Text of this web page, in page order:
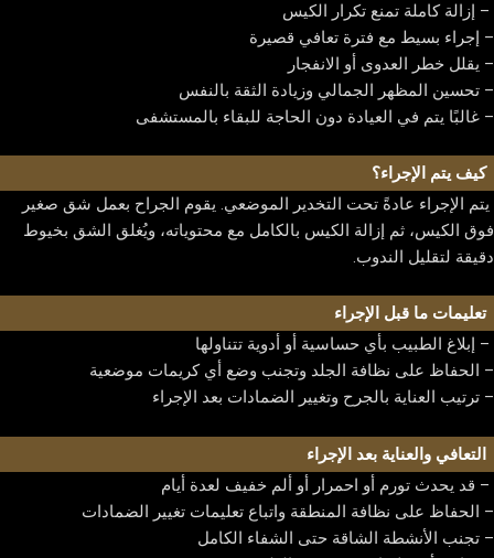
X
– إزالة كاملة تمنع تكرار الكيس
– إجراء بسيط مع فترة تعافي قصيرة
– يقلل خطر العدوى أو الانفجار
– تحسين المظهر الجمالي وزيادة الثقة بالنفس
– غالبًا يتم في العيادة دون الحاجة للبقاء بالمستشفى
كيف يتم الإجراء؟
يتم الإجراء عادةً تحت التخدير الموضعي. يقوم الجراح بعمل شق صغير
فوق الكيس، ثم إزالة الكيس بالكامل مع محتوياته، ويُغلق الشق بخيوط
دقيقة لتقليل الندوب.
تعليمات ما قبل الإجراء
– إبلاغ الطبيب بأي حساسية أو أدوية تتناولها
– الحفاظ على نظافة الجلد وتجنب وضع أي كريمات موضعية
– ترتيب العناية بالجرح وتغيير الضمادات بعد الإجراء
التعافي والعناية بعد الإجراء
– قد يحدث تورم أو احمرار أو ألم خفيف لعدة أيام
– الحفاظ على نظافة المنطقة واتباع تعليمات تغيير الضمادات
– تجنب الأنشطة الشاقة حتى الشفاء الكامل